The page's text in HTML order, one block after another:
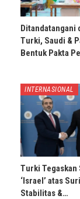
Ditandatangani
Turki, Saudi &
Bentuk Pakta
INTERNASIONAL
Turki Tegaskan
‘Israel’ atas
Stabilitas &…